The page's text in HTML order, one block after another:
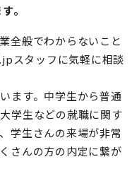
。
全般でわからないこと
スタッフに気軽に相談
ます。中学生から普通
学生などの就職に関す
学生さんの来場が非常
さんの方の内定に繋が